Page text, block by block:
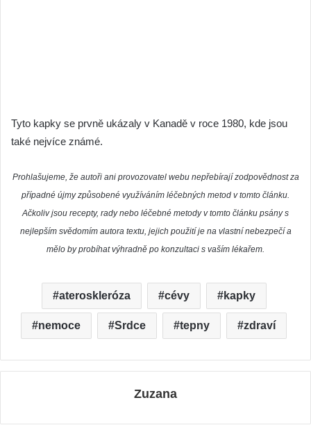
Tyto kapky se prvně ukázaly v Kanadě v roce 1980, kde jsou
také nejvíce známé.
Prohlašujeme, že autoři ani provozovatel webu nepřebírají zodpovědnost za
případné újmy způsobené využíváním léčebných metod v tomto článku.
Ačkoliv jsou recepty, rady nebo léčebné metody v tomto článku psány s
nejlepším svědomím autora textu, jejich použití je na vlastní nebezpečí a
mělo by probíhat výhradně po konzultaci s vaším lékařem.
ateroskleróza cévy kapky
nemoce Srdce tepny zdraví
Zuzana